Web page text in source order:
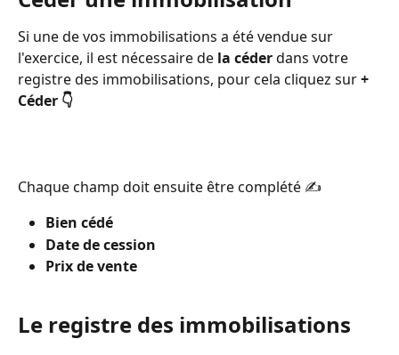
Si une de vos immobilisations a été vendue sur
l'exercice, il est nécessaire de la céder dans votre
registre des immobilisations, pour cela cliquez sur +
Céder 👇
Chaque champ doit ensuite être complété ✍
Bien cédé
Date de cession
Prix de vente
Le registre des immobilisations